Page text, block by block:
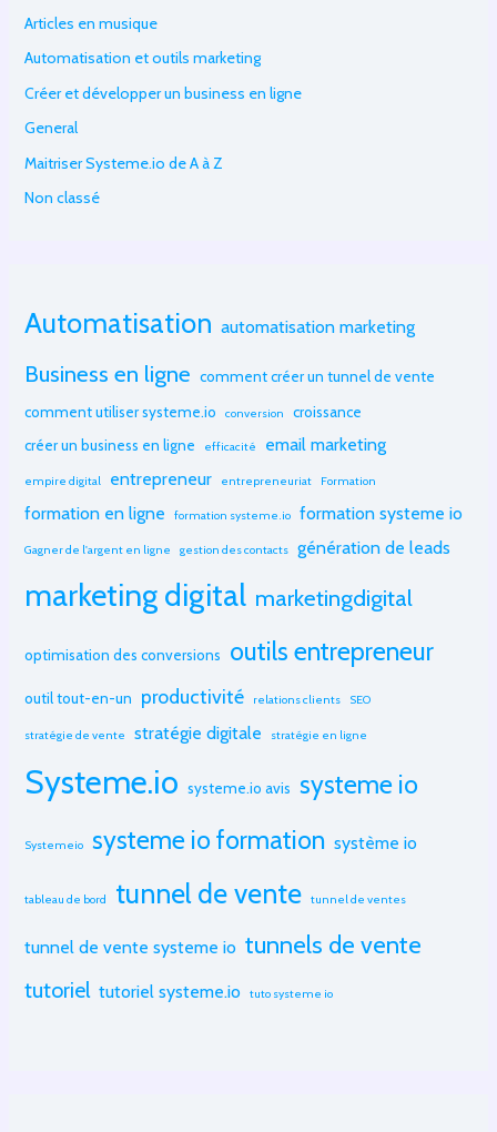
Articles en musique
Automatisation et outils marketing
Créer et développer un business en ligne
General
Maitriser Systeme.io de A à Z
Non classé
Automatisation automatisation marketing
Business en ligne comment créer un tunnel de vente
comment utiliser systeme.io
conversion
croissance
créer un business en ligne
efficacité email marketing
empire digital entrepreneur entrepreneuriat Formation
formation en ligne formation systeme.io formation systeme io
Gagner de l'argent en ligne gestion des contacts génération de leads
marketing digital marketingdigital
optimisation des conversions outils entrepreneur
outil tout-en-un productivité relations clients SEO
stratégie de vente stratégie digitale stratégie en ligne
Systeme.io systeme.io avis systeme io
Systemeio systeme io formation système io
tableau de bord tunnel de vente tunnel de ventes
tunnel de vente systeme io tunnels de vente
tutoriel tutoriel systeme.io tuto systeme io